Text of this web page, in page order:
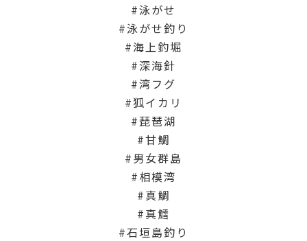
泳がせ
泳がせ釣り
海上釣堀
深海針
湾フグ
狐イカリ
琵琶湖
甘鯛
男女群島
相模湾
真鯛
真鱈
石垣島釣り